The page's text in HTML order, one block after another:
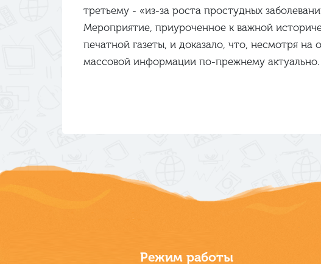
третьему - «из-за роста простудных
Мероприятие, приуроченное к важной
печатной газеты, и доказало, что, несмотря
массовой информации по-прежнему
Режим работы